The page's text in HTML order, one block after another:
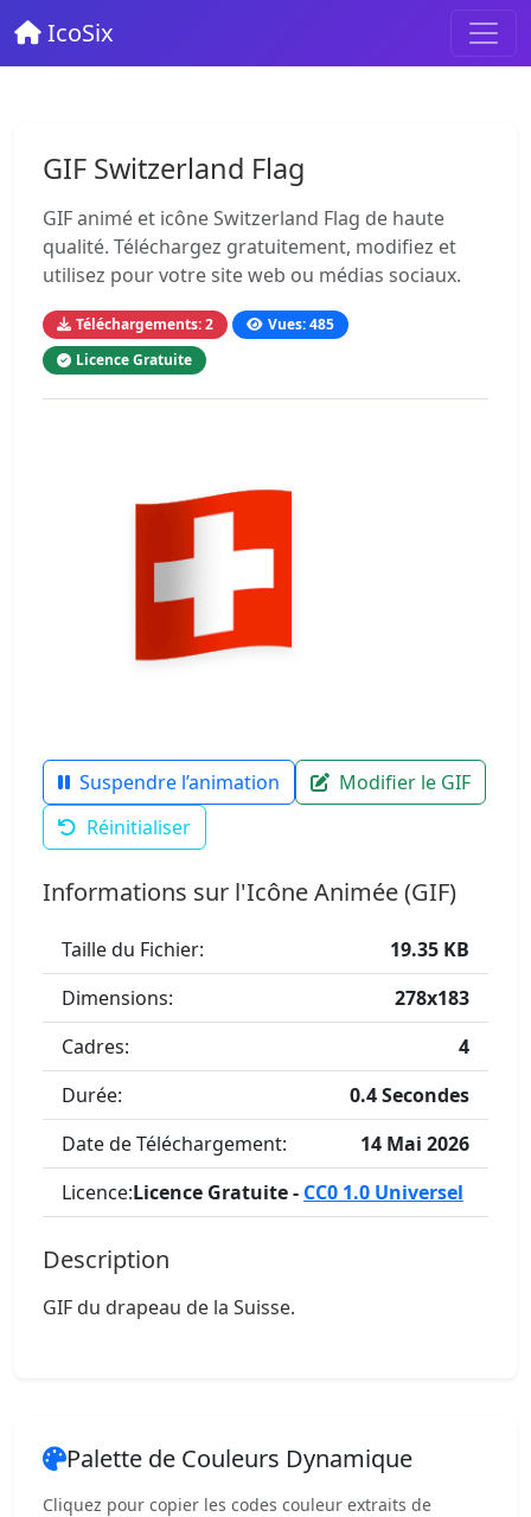
IcoSix
GIF Switzerland Flag
GIF animé et icône Switzerland Flag de haute
qualité. Téléchargez gratuitement, modifiez et
utilisez pour votre site web ou médias sociaux.
Téléchargements: 2
Vues: 485
Licence Gratuite
Suspendre l’animation
Modifier le GIF
Réinitialiser
Informations sur l'Icône Animée (GIF)
Taille du Fichier:
19.35 KB
Dimensions:
278x183
Cadres:
4
Durée:
0.4 Secondes
Date de Téléchargement:
14 Mai 2026
Licence:Licence Gratuite - CC0 1.0 Universel
Description
GIF du drapeau de la Suisse.
Palette de Couleurs Dynamique
Cliquez pour copier les codes couleur extraits de